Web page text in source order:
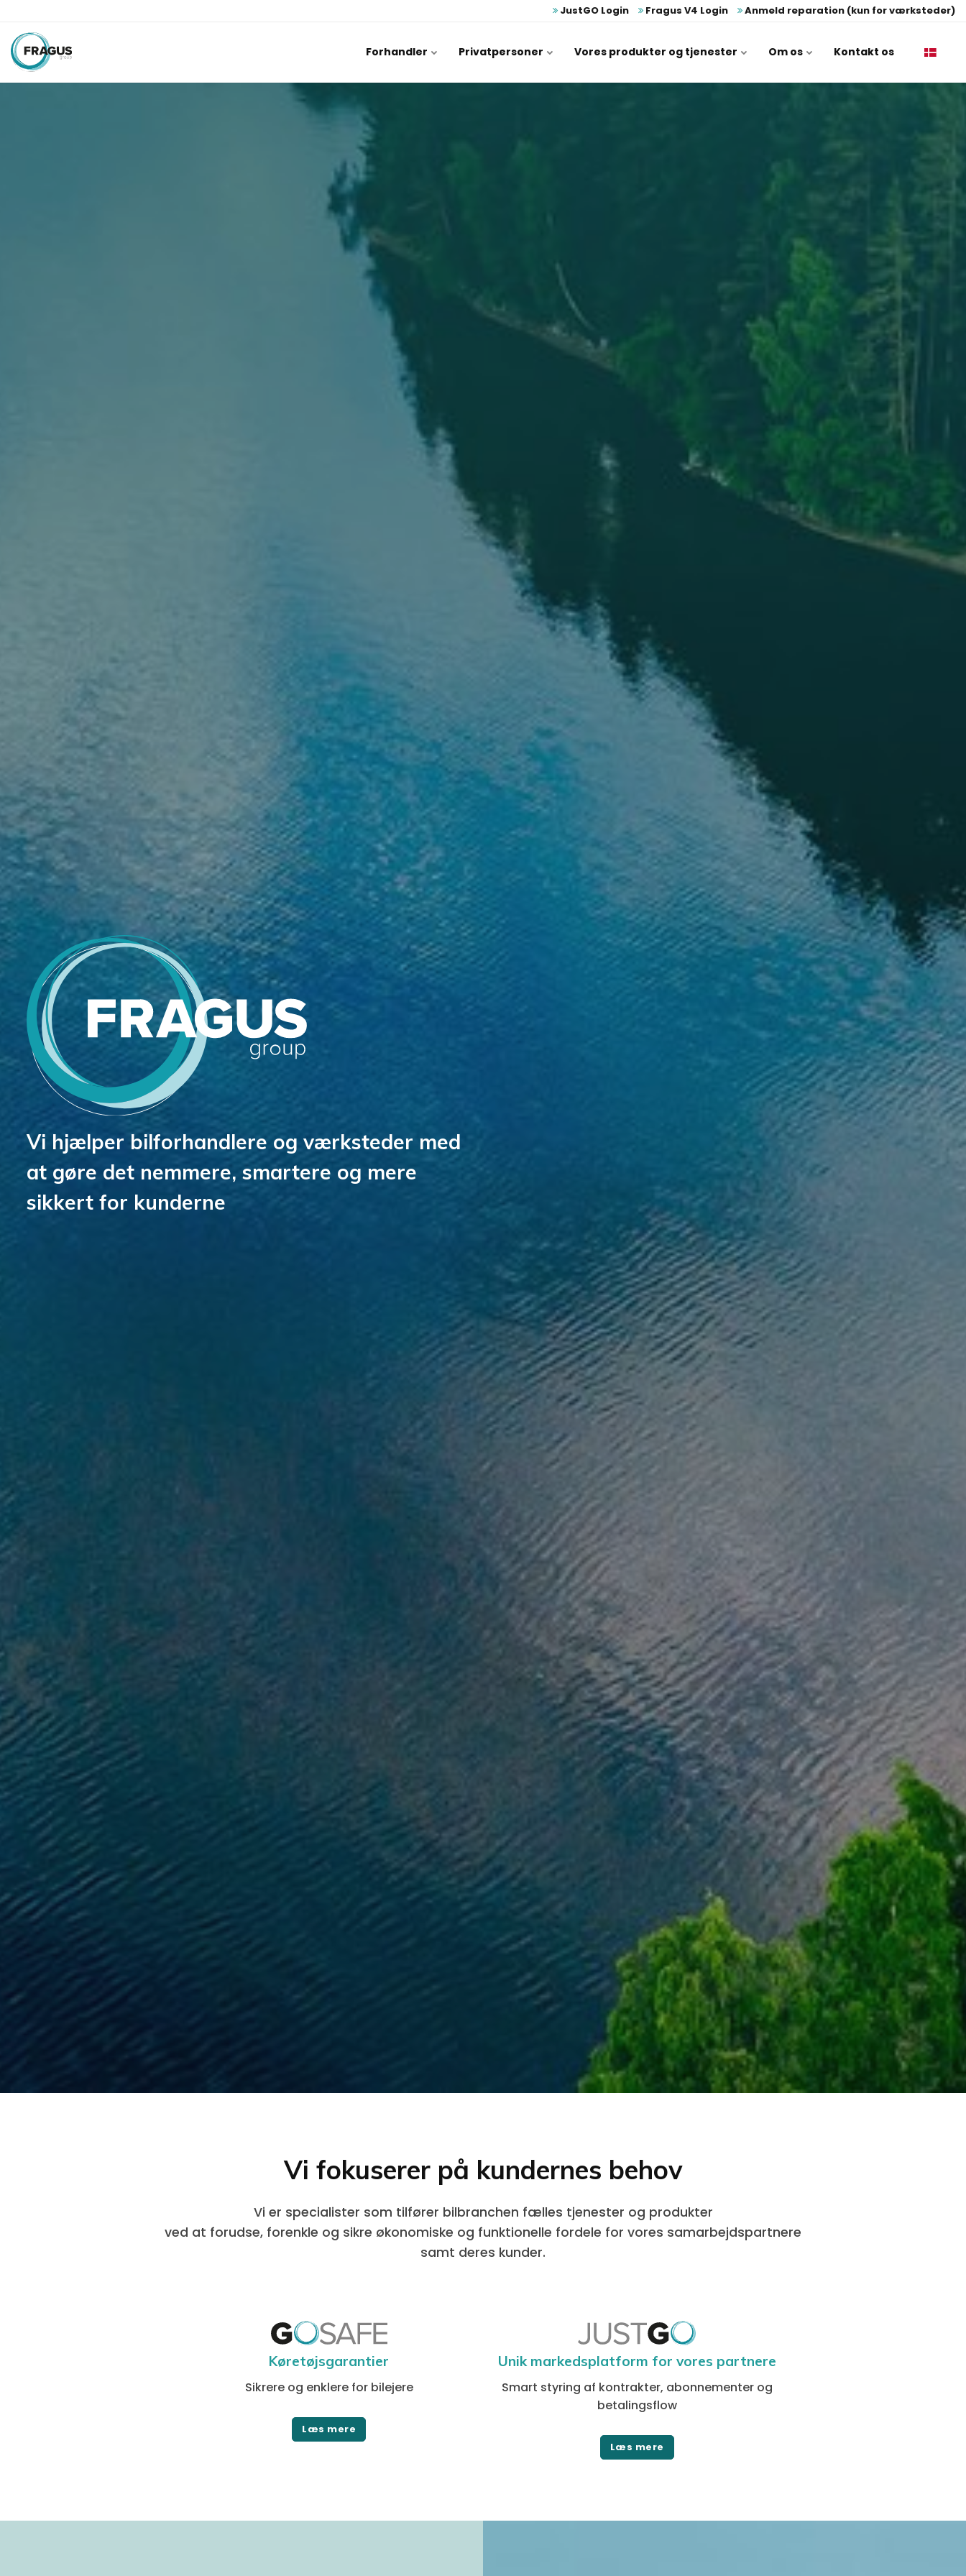
JustGO Login Fragus V4 Login Anmeld reparation (kun for værksteder)
Forhandler Privatpersoner Vores produkter og tjenester Om os Kontakt os
Vi hjælper bilforhandlere og værksteder med
at gøre det nemmere, smartere og mere
sikkert for kunderne
Vi fokuserer på kundernes behov
Vi er specialister som tilfører bilbranchen fælles tjenester og produkter
ved at forudse, forenkle og sikre økonomiske og funktionelle fordele for vores samarbejdspartnere
samt deres kunder.
Køretøjsgarantier
Sikrere og enklere for bilejere
Læs mere
Unik markedsplatform for vores partnere
Smart styring af kontrakter, abonnementer og
betalingsflow
Læs mere